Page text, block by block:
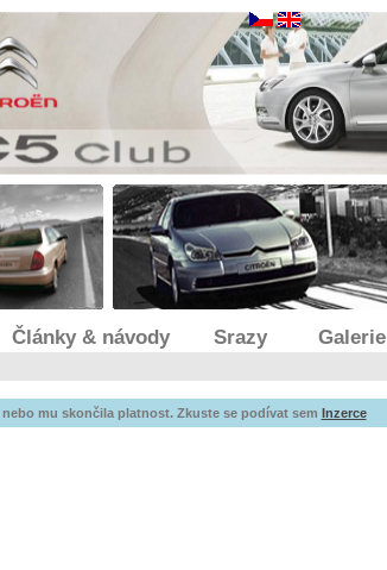
Články & návody Srazy Galerie
mu skončila platnost. Zkuste se podívat sem Inzerce